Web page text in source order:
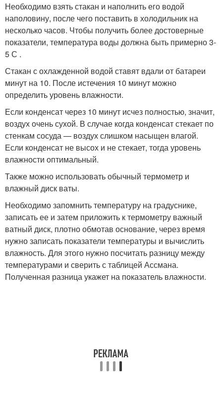
Необходимо взять стакан и наполнить его водой
наполовину, после чего поставить в холодильник на
несколько часов. Чтобы получить более достоверные
показатели, температура воды должна быть примерно 3-
5 С .
Стакан с охлажденной водой ставят вдали от батареи
минут на 10. После истечения 10 минут можно
определить уровень влажности.
Если конденсат через 10 минут исчез полностью, значит,
воздух очень сухой. В случае когда конденсат стекает по
стенкам сосуда — воздух слишком насыщен влагой.
Если конденсат не высох и не стекает, тогда уровень
влажности оптимальный.
Также можно использовать обычный термометр и
влажный диск ваты.
Необходимо запомнить температуру на градуснике,
записать ее и затем приложить к термометру важный
ватный диск, плотно обмотав основание, через время
нужно записать показатели температуры и вычислить
влажность. Для этого нужно посчитать разницу между
температурами и сверить с таблицей Ассмана.
Полученная разница укажет на показатель влажности.